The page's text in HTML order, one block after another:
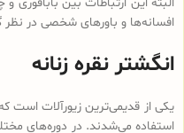
افسانه‌ها و باورهای شخصی در نظر
انگشتر نقره زنانه
یکی از قدیمی‌ترین زیورآلات است
استفاده می‌شدند. در دوره‌های